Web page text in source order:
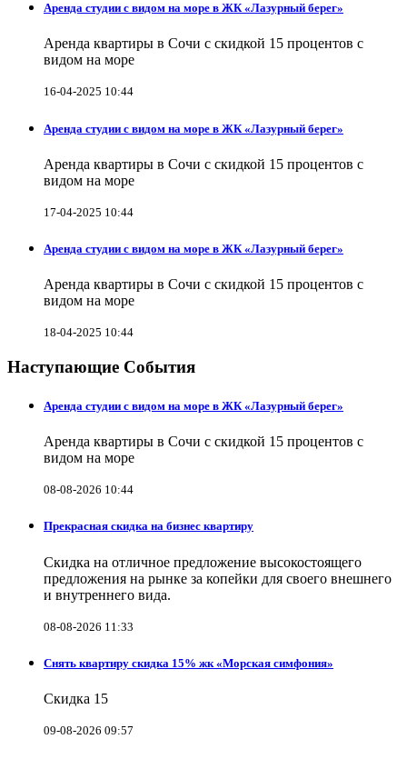
Аренда студии с видом на море в ЖК «Лазурный берег»
Аренда квартиры в Сочи с скидкой 15 процентов с
видом на море
16-04-2025 10:44
Аренда студии с видом на море в ЖК «Лазурный берег»
Аренда квартиры в Сочи с скидкой 15 процентов с
видом на море
17-04-2025 10:44
Аренда студии с видом на море в ЖК «Лазурный берег»
Аренда квартиры в Сочи с скидкой 15 процентов с
видом на море
18-04-2025 10:44
Наступающие События
Аренда студии с видом на море в ЖК «Лазурный берег»
Аренда квартиры в Сочи с скидкой 15 процентов с
видом на море
08-08-2026 10:44
Прекрасная скидка на бизнес квартиру
Скидка на отличное предложение высокостоящего
предложения на рынке за копейки для своего внешнего
и внутреннего вида.
08-08-2026 11:33
Снять квартиру скидка 15% жк «Морская симфония»
Скидка 15
09-08-2026 09:57